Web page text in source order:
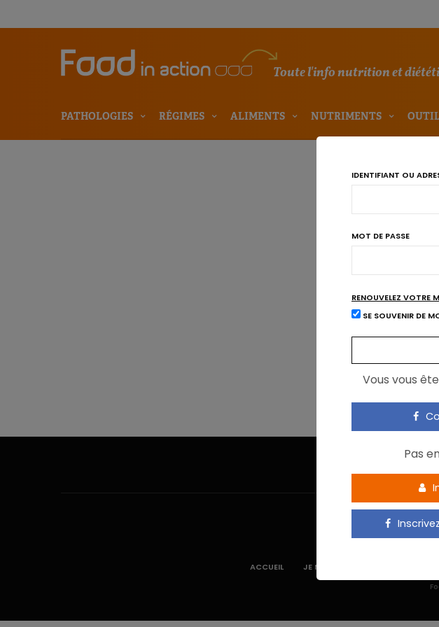
Toute l'info nutrition et
PATHOLOGIES RÉGIMES ALIMENTS NUTRIMENTS
IDENTIFIANT OU
MOT DE PASSE
RENOUVELEZ VOTRE
SE SOUVENIR DE
Vous vous
Pas
ACCUEIL JE M’INSCRIS